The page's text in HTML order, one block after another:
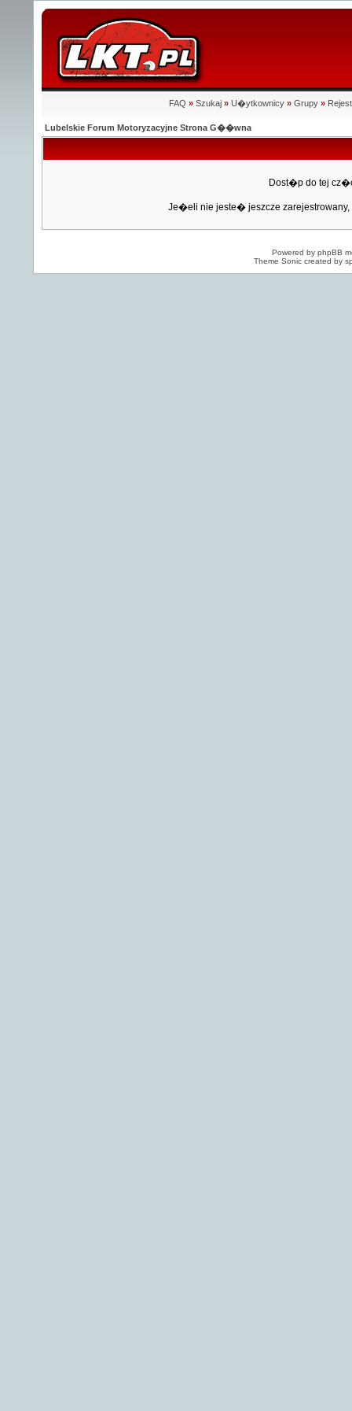
FAQ » Szukaj » U�ytkownicy » Grupy »
Lubelskie Forum Motoryzacyjne Strona G��wna
Dost�p do tej
Je�eli nie jeste� jeszcze
Powered by phpBB
Theme Sonic created by